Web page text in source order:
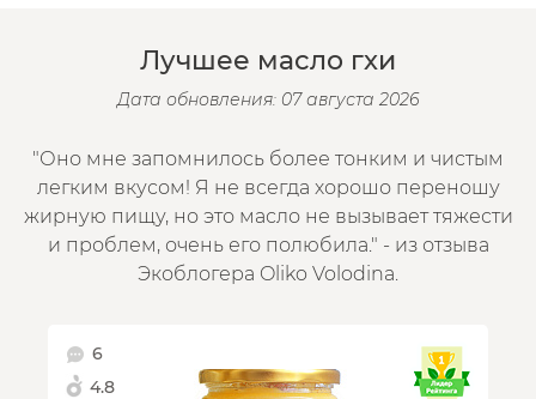
Лучшее масло гхи
Дата обновления: 07 августа 2026
"Оно мне запомнилось более тонким и чистым
легким вкусом! Я не всегда хорошо переношу
жирную пищу, но это масло не вызывает тяжести
и проблем, очень его полюбила." - из отзыва
Экоблогера Oliko Volodina.
6
4.8